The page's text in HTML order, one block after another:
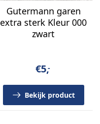
Gutermann garen
extra sterk Kleur 000
zwart
€5,-
Bekijk product